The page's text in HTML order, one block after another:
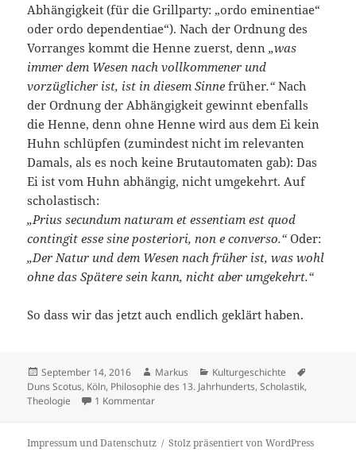
Abhängigkeit (für die Grillparty: „ordo eminentiae“
oder ordo dependentiae“). Nach der Ordnung des
Vorranges kommt die Henne zuerst, denn„was
immer dem Wesen nach vollkommener und
vorzüglicher ist, ist in diesem Sinnefrüher.“Nach
der Ordnung der Abhängigkeit gewinnt ebenfalls
die Henne, denn ohne Henne wird aus dem Ei kein
Huhn schlüpfen (zumindest nicht im relevanten
Damals, als es noch keine Brutautomaten gab): Das
Ei ist vom Huhn abhängig, nicht umgekehrt. Auf
scholastisch:
„Prius secundum naturam et essentiam est quod
contingit esse sine posteriori, non e converso.“Oder:
„Der Natur und dem Wesen nach früher ist, was wohl
ohne das Spätere sein kann, nicht aber umgekehrt.“
So dass wir das jetzt auch endlich geklärt haben.
Veröffentlicht
am
September 14, 2016 Autor
Markus Kategorien
Kulturgeschichte
Duns Scotus, Köln, Philosophie des 13. Jahrhunderts,Scholastik,
Theologie
1 Kommentarzu Abhandlung über das erste Prinzip.
Impressum und Datenschutz Stolz präsentiert von WordPress